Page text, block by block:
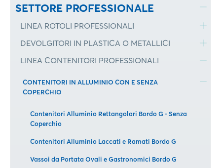
SETTORE PROFESSIONALE
LINEA ROTOLI PROFESSIONALI
DEVOLGITORI IN PLASTICA O METALLICI
LINEA CONTENITORI PROFESSIONALI
CONTENITORI IN ALLUMINIO CON E SENZA
COPERCHIO
Contenitori Alluminio Rettangolari Bordo G - Senza
Coperchio
Contenitori Alluminio Laccati e Ramati Bordo G
Vassoi da Portata Ovali e Gastronomici Bordo G